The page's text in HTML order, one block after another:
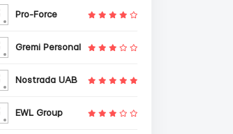
Pro-Force
Gremi Personal
Nostrada UAB
EWL Group